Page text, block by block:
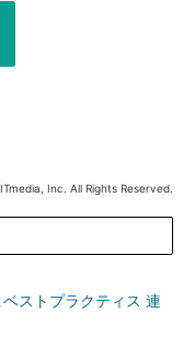
Inc. All Rights Reserved.
ストプラクティス 連